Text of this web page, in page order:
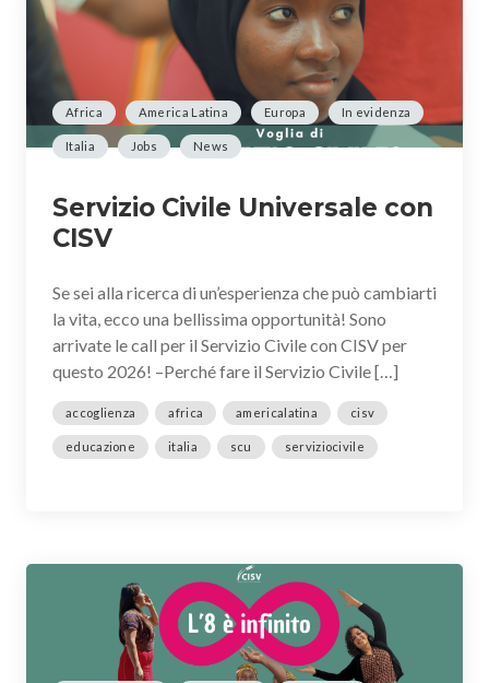
Africa America Latina Europa In evidenza
Italia Jobs News
Servizio Civile Universale con
CISV
Se sei alla ricerca di un’esperienza che può cambiarti
la vita, ecco una bellissima opportunità! Sono
arrivate le call per il Servizio Civile con CISV per
questo 2026! –Perché fare il Servizio Civile […]
accoglienza africa americalatina cisv
educazione italia scu serviziocivile